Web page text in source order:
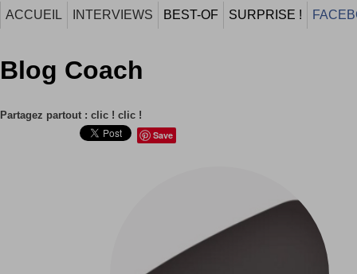
ACCUEIL INTERVIEWS BEST-OF SURPRISE !
Blog Coach
Partagez partout : clic ! clic !
Save